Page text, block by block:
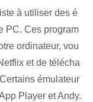
à utiliser des é
PC. Ces program
ordinateur, vou
et de télécha
émulateur
Player et Andy.‌